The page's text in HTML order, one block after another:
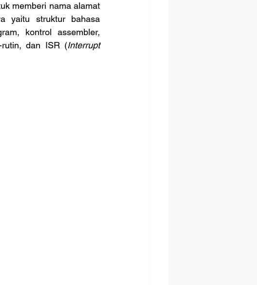
memberi nama alamat
yaitu struktur bahasa
kontrol assembler,
rutin, dan ISR (Interrupt